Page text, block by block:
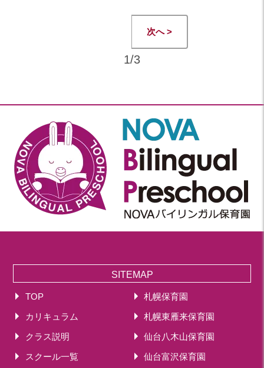
次へ >
1/3
SITEMAP
TOP
カリキュラム
クラス説明
スクール一覧
札幌保育園
札幌東雁来保育園
仙台八木山保育園
仙台富沢保育園